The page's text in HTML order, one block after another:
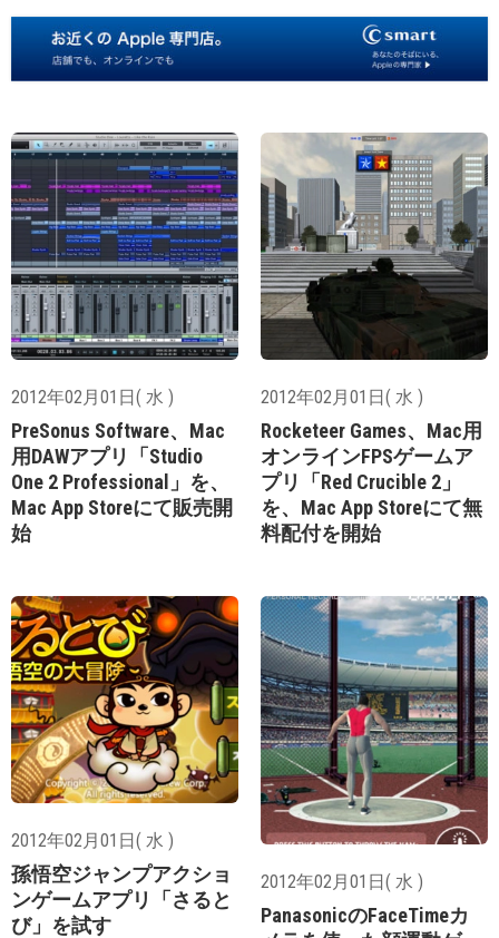
2012年02月01日( 水 )
PreSonus Software、Mac
用DAWアプリ「Studio
One 2 Professional」を、
Mac App Storeにて販売開
始
2012年02月01日( 水 )
Rocketeer Games、Mac用
オンラインFPSゲームア
プリ「Red Crucible 2」
を、Mac App Storeにて無
料配付を開始
2012年02月01日( 水 )
孫悟空ジャンプアクショ
ンゲームアプリ「さると
び」を試す
2012年02月01日( 水 )
PanasonicのFaceTimeカ